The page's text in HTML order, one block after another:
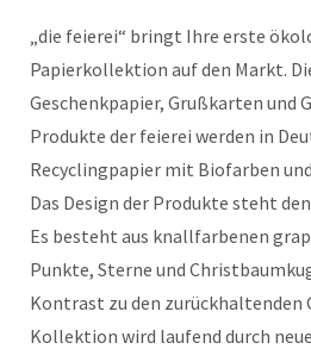
„die feierei“ bringt Ihre erste
Papierkollektion auf den Markt.
Geschenkpapier, Grußkarten und
Produkte der feierei werden in
Recyclingpapier mit Biofarben
Das Design der Produkte steht
Es besteht aus knallfarbenen
Punkte, Sterne und
Kontrast zu den zurückhaltenden
Kollektion wird laufend durch